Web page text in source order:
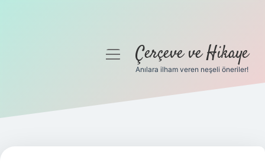
Gizlilik Politikası
Yasal Uyarı
menüyüÇerçeve ve Hikaye
Anılara ilham veren neşeli öneriler!